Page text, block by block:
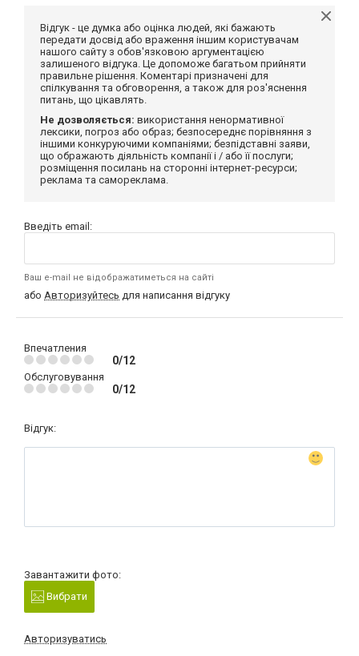
Відгук - це думка або оцінка людей, які бажають
передати досвід або враження іншим користувачам
нашого сайту з обов'язковою аргументацією
залишеного відгука. Це допоможе багатьом прийняти
правильне рішення. Коментарі призначені для
спілкування та обговорення, а також для роз'яснення
питань, що цікавлять.
Не дозволяється: використання ненормативної
лексики, погроз або образ; безпосереднє порівняння з
іншими конкуруючими компаніями; безпідставні заяви,
що ображають діяльність компанії і / або її послуги;
розміщення посилань на сторонні інтернет-ресурси;
реклама та самореклама.
Введіть email:
Ваш e-mail не відображатиметься на сайті
або Авторизуйтесь для написання відгуку
Впечатления
0/12
Обслуговування
0/12
Відгук:
Завантажити фото:
Вибрати
Авторизуватись